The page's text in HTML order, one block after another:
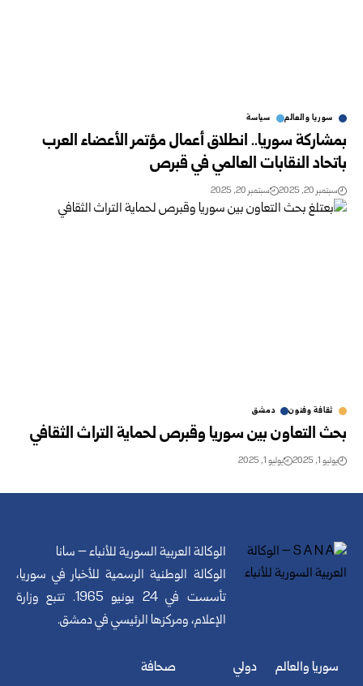
سوريا والعالم سياسة
بمشاركة سوريا.. انطلاق أعمال مؤتمر الأعضاء العرب
باتحاد النقابات العالمي في قبرص
سبتمبر 20, 2025 سبتمبر 20, 2025
ثقافة وفنون دمشق
بحث التعاون بين سوريا وقبرص لحماية التراث الثقافي
يوليو 1, 2025 يوليو 1, 2025
الوكالة العربية السورية للأنباء – سانا
الوكالة الوطنية الرسمية للأخبار في سوريا،
تأسست في 24 يونيو 1965. تتبع وزارة
الإعلام، ومركزها الرئيسي في دمشق.
سوريا والعالم دولي صحافة